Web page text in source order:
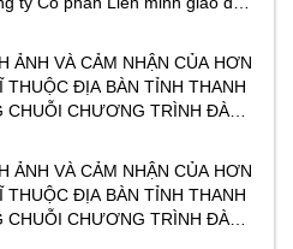
tổ chức tại Khách sạn
Thành phố Tuy Hoà Tỉnh Phú
ẢNH VÀ CẢM NHẬN CỦA HƠN
THUỘC ĐỊA BÀN TỈNH THANH
CHUỖI CHƯƠNG TRÌNH ĐÀO
DƯỢC PHẨM NĂM 2017″ DO
TÂM THÁI ĐỖ VĂN DŨNG CHIA
TRÌNH ĐƯỢC TỔ CHỨC VÀO
ẢNH VÀ CẢM NHẬN CỦA HƠN
THUỘC ĐỊA BÀN TỈNH THANH
CHUỖI CHƯƠNG TRÌNH ĐÀO